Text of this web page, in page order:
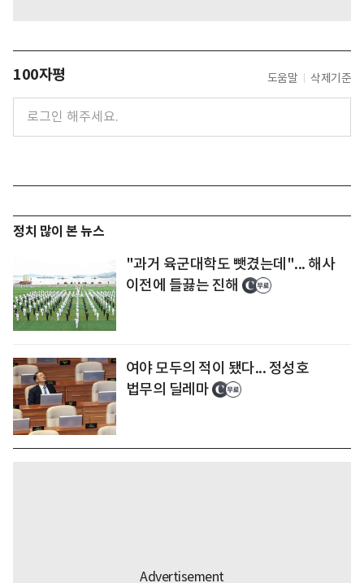
100자평 도움말 삭제기준
정치 많이 본 뉴스
"과거 육군대학도 뺏겼는데"... 해사
이전에 들끓는 진해
여야 모두의 적이 됐다... 정성호
법무의 딜레마